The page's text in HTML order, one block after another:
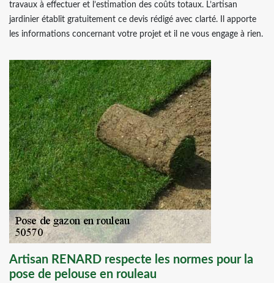
travaux à effectuer et l’estimation des coûts totaux. L’artisan
jardinier établit gratuitement ce devis rédigé avec clarté. Il apporte
les informations concernant votre projet et il ne vous engage à rien.
Artisan RENARD respecte les normes pour la
pose de pelouse en rouleau